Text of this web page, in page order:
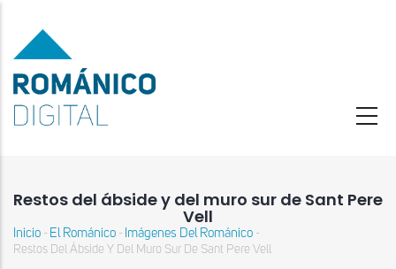
contenido
principal
Restos del ábside y del muro sur de Sant Pere
Vell
Sobrescribir
Inicio - El Románico - Imágenes Del Románico -
Restos Del Ábside Y Del Muro Sur De Sant Pere Vell